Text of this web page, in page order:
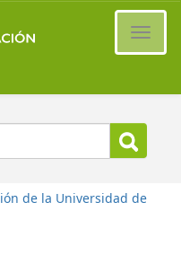
de la Universidad de